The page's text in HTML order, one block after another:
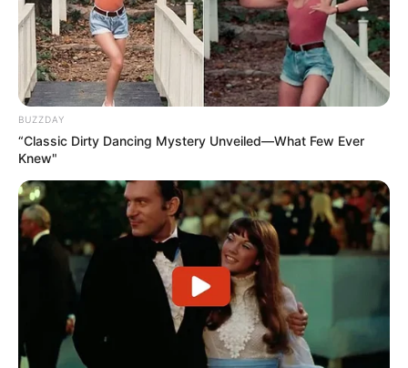
BUZZDAY
“Classic Dirty Dancing Mystery Unveiled—What Few Ever
Knew"